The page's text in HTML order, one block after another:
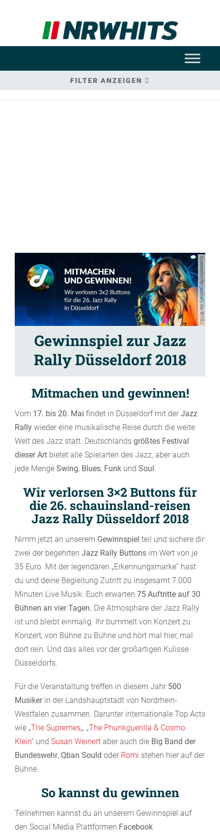
FILTER ANZEIGEN
duesseldorfer-jazzrally.de/©NSJ
Gewinnspiel zur Jazz
Rally Düsseldorf 2018
Mitmachen und gewinnen!
Vom 17. bis 20. Mai findet in Düsseldorf mit der Jazz
Rally wieder eine musikalische Reise durch die weite
Welt des Jazz statt. Deutschlands größtes Festival
dieser Art bietet alle Spielarten des Jazz, aber auch
jede Menge Swing, Blues, Funk und Soul.
Wir verlorsen 3×2 Buttons für
die 26. schauinsland-reisen
Jazz Rally Düsseldorf 2018
Nimm jetzt an unserem Gewinnspiel teil und sichere dir
zwei der begehrten Jazz Rally Buttons im Wert von je
35 Euro. Mit der legendären „Erkennungsmarke“ hast
du und deine Begleitung Zutritt zu insgesamt 7.000
Minuten Live Musik. Euch erwarten 75 Auftritte auf 30
Bühnen an vier Tagen. Die Atmosphäre der Jazz Rally
ist und bleibt einmalig. Ihr bummelt von Konzert zu
Konzert, von Bühne zu Bühne und hört mal hier, mal
dort rein. Und das alles vor der großartigen Kulisse
Düsseldorfs.
Für die Veranstaltung treffen in diesem Jahr 500
Musikerin der Landshauptstadt von Nordrhein-
Westfalen zusammen. Darunter internationale Top Acts
wie „The Supremes„, „The Phunkguerilla & Cosmo
Klein“ und Susan Weinert aber auch die Big Band der
Bundeswehr, Qban Sould oder Romi stehen hier auf der
Bühne.
So kannst du gewinnen
Teilnehmen kannst du an unserem Gewinnspiel auf
den Social Media Plattformen Facebook